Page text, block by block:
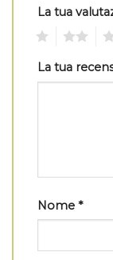
La tua
La tua
Nome *